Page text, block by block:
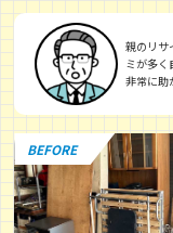
親のリサ
ミが多く
非常に助
BEFORE